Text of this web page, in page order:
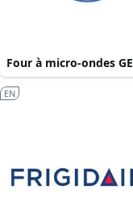
Four à micro-ondes GE
EN